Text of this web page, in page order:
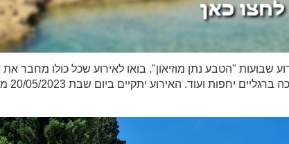
שבועות "הטבע נתן מוזיאון". בואו לאירוע שכל כולו מחבר